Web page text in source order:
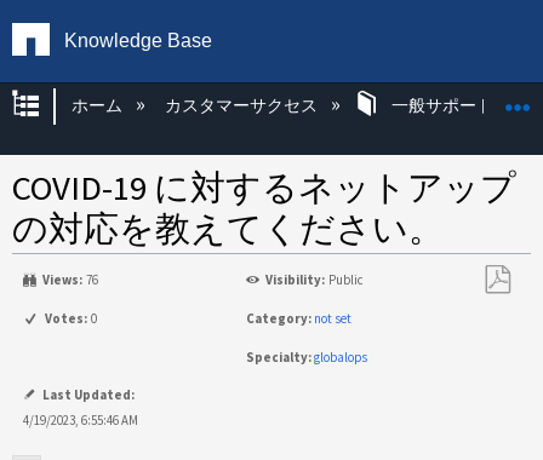
Knowledge Base
グローバル階層を展開/折りたたむ
ホーム カスタマーサクセス 一般サポート
COVID-19 に対するネットアップ
の対応を教えてください。
Views: 76 Visibility: Public
Votes: 0 Category: not set
Specialty:globalops
Last Updated:
4/19/2023, 6:55:46 AM